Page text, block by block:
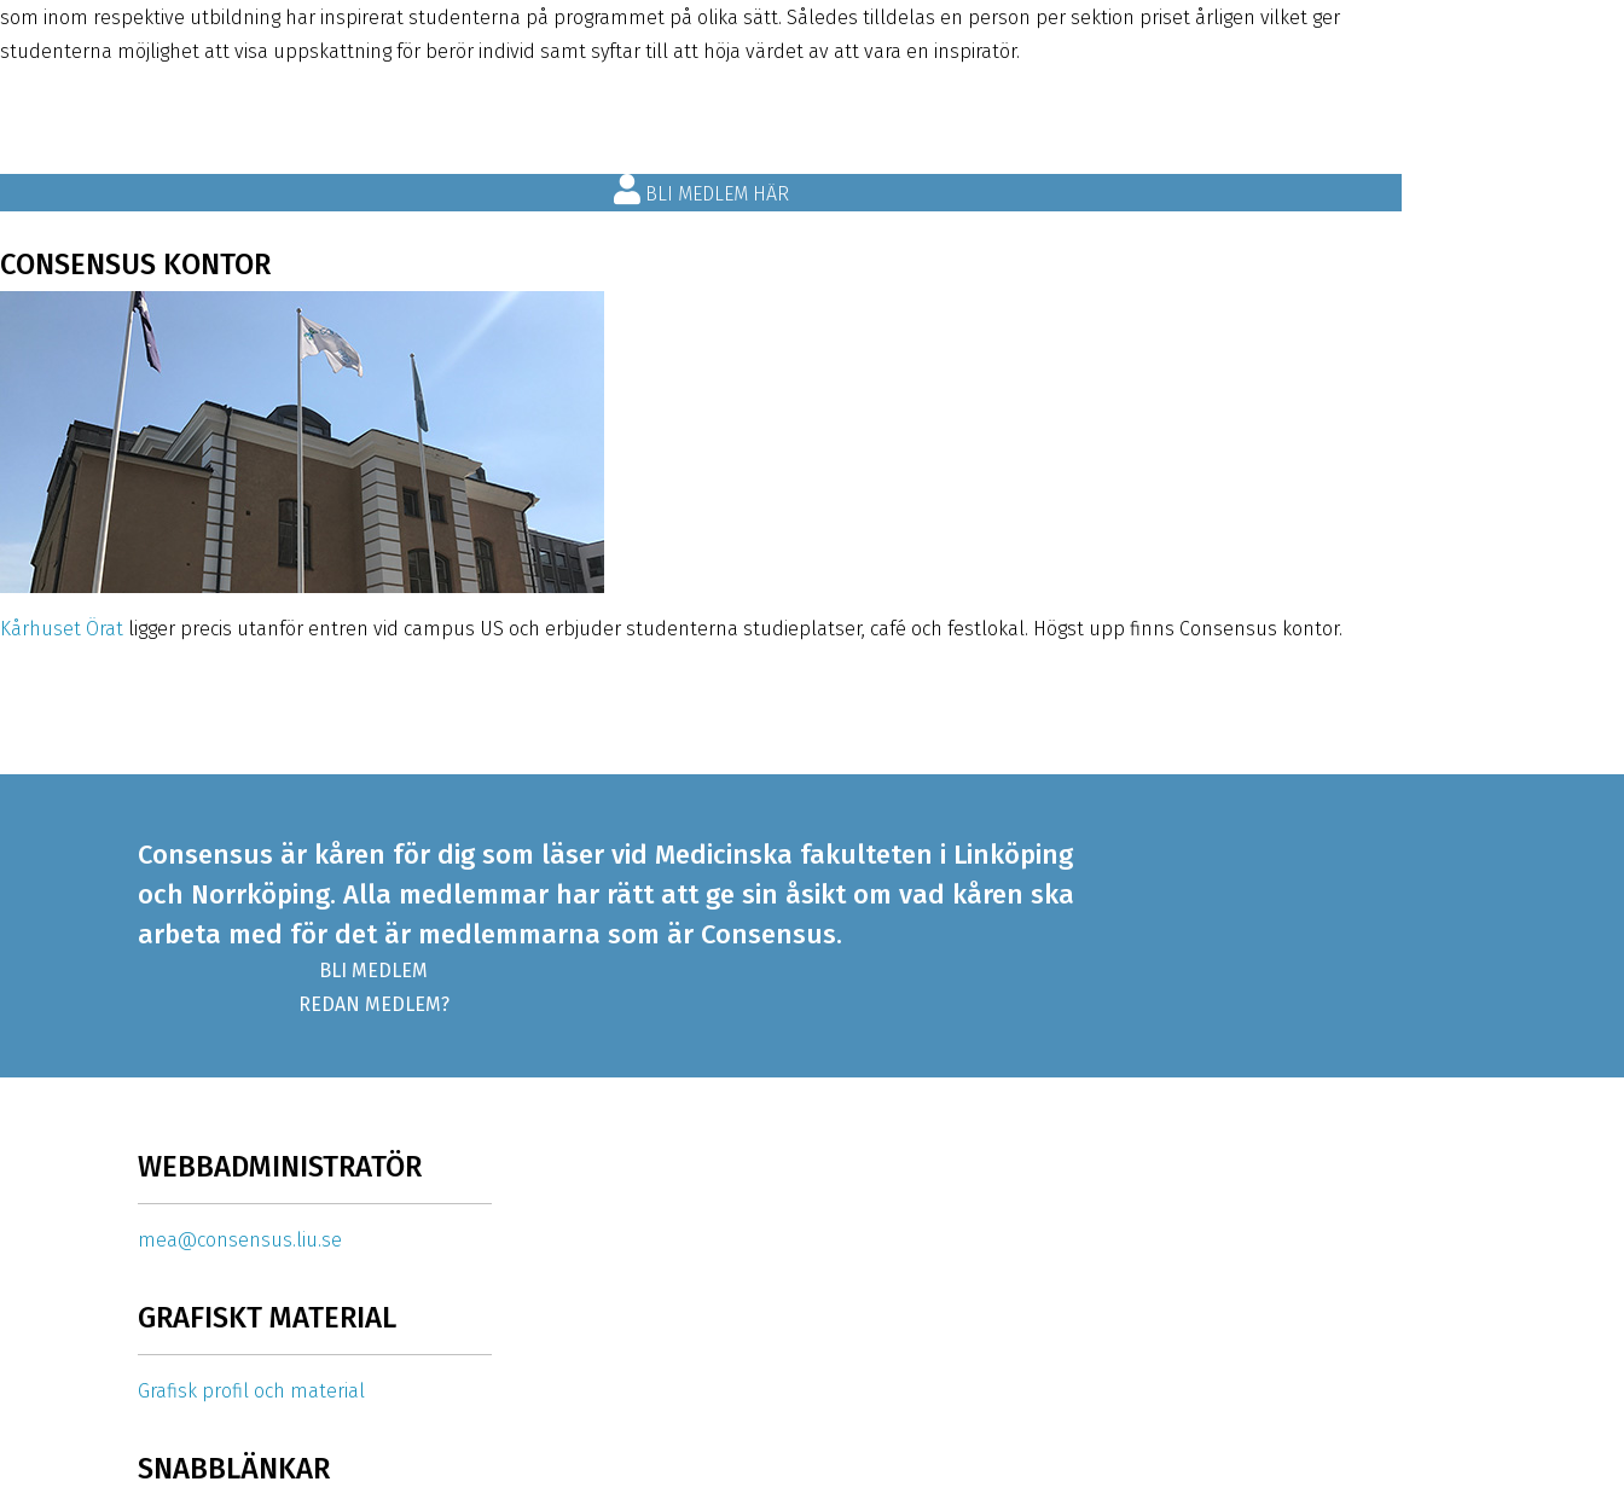
som inom respektive utbildning har inspirerat studenterna på programmet på olika sätt. Således tilldelas en person per sektion priset årligen vilket ger
studenterna möjlighet att visa uppskattning för berör individ samt syftar till att höja värdet av att vara en inspiratör.
BLI MEDLEM HÄR
CONSENSUS KONTOR
Kårhuset Örat ligger precis utanför entren vid campus US och erbjuder studenterna studieplatser, café och festlokal. Högst upp finns Consensus kontor.
Consensus är kåren för dig som läser vid Medicinska fakulteten i Linköping
och Norrköping. Alla medlemmar har rätt att ge sin åsikt om vad kåren ska
arbeta med för det är medlemmarna som är Consensus.
BLI MEDLEM
REDAN MEDLEM?
WEBBADMINISTRATÖR
mea@consensus.liu.se
GRAFISKT MATERIAL
Grafisk profil och material
SNABBLÄNKAR